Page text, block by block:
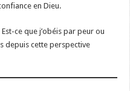
en Dieu.
ce que j’obéis par peur ou
depuis cette perspective